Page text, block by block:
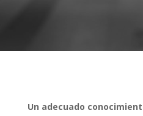
Un adecuado